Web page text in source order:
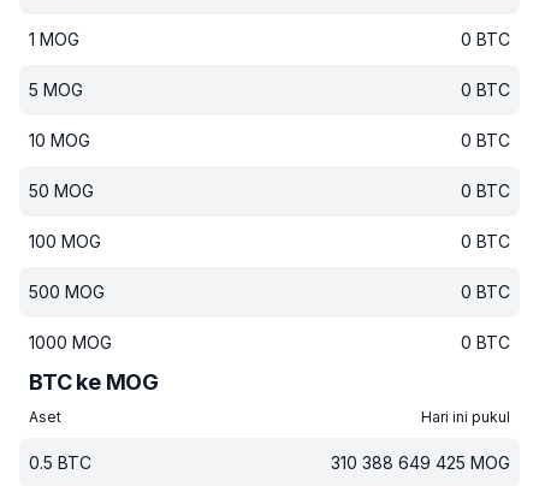
1 MOG 0 BTC
5 MOG 0 BTC
10 MOG 0 BTC
50 MOG 0 BTC
100 MOG 0 BTC
500 MOG 0 BTC
1000 MOG 0 BTC
BTC ke MOG
Aset Hari ini pukul
0.5 BTC 310 388 649 425 MOG